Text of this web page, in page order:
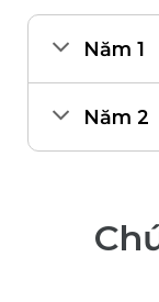
Năm 1
Năm 2